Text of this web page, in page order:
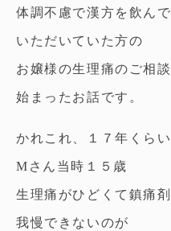
体調不慮で漢方を飲んで
いただいていた方の
お嬢様の生理痛のご相
始まったお話です。
かれこれ、１７年くら
Mさん当時１５歳
生理痛がひどくて鎮痛
我慢できないのが